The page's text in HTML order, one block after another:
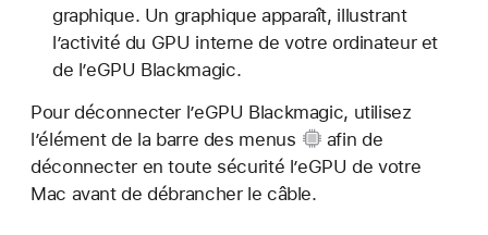
graphique. Un graphique apparaît, illustrant
l’activité du GPU interne de votre ordinateur et
de l’eGPU Blackmagic.
Pour déconnecter l’eGPU Blackmagic, utilisez
l’élément de la barre des menus
afin de
déconnecter en toute sécurité l’eGPU de votre
Mac avant de débrancher le câble.